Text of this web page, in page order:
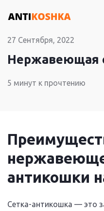
27 Сентября, 2022
Нержавеющая
5 минут к прочтению
антикошки
Сетка-антикошка — это